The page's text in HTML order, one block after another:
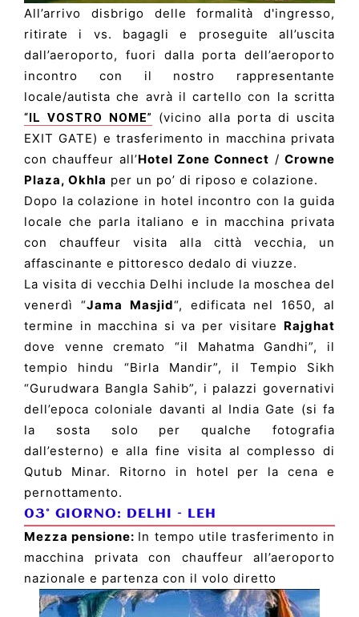
All’arrivo disbrigo delle formalità d'ingresso,
ritirate i vs. bagagli e proseguite all’uscita
dall’aeroporto, fuori dalla porta dell’aeroporto
incontro con il nostro rappresentante
locale/autista che avrà il cartello con la scritta
“IL VOSTRO NOME”
(vicino alla porta di uscita
EXIT GATE) e trasferimento in macchina privata
con chauffeur all’Hotel Zone Connect /Crowne
Plaza, Okhla per un po’ di riposo e colazione.
Dopo la colazione in hotel incontro con la guida
locale che parla italiano e in macchina privata
con chauffeur visita alla città vecchia, un
affascinante e pittoresco dedalo di viuzze.
La visita di vecchia Delhi include la moschea del
venerdì “Jama Masjid“, edificata nel 1650, al
termine in macchina si va per visitare Rajghat
dove venne cremato “il Mahatma Gandhi”, il
tempio hindu “Birla Mandir”, il Tempio Sikh
“Gurudwara Bangla Sahib”, i palazzi governativi
dell’epoca coloniale davanti al India Gate (si fa
la sosta solo per qualche fotografia
dall’esterno) e alla fine visita al complesso di
Qutub Minar. Ritorno in hotel per la cena e
pernottamento.
03° GIORNO: DELHI – LEH
Mezza pensione: In tempo utile trasferimento in
macchina privata con chauffeur all’aeroporto
nazionale e partenza con il volo diretto